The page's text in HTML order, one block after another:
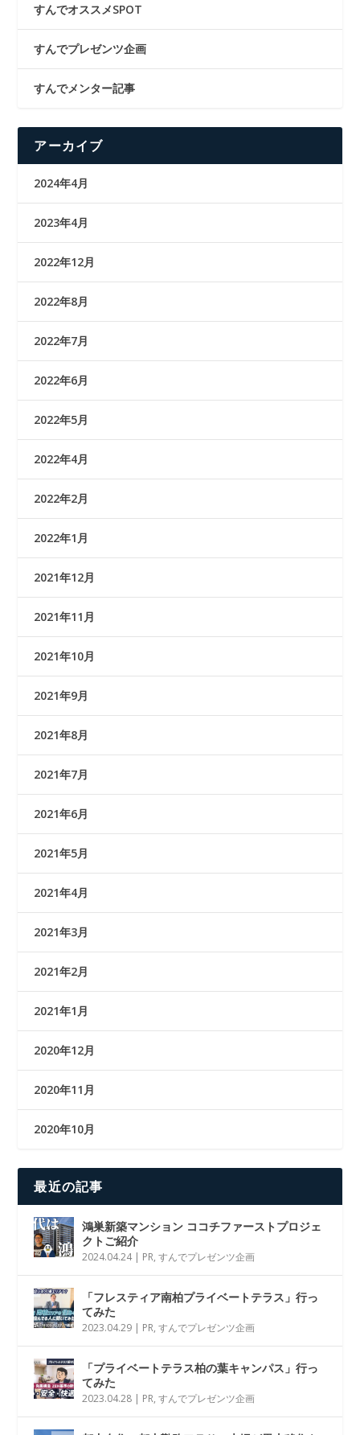
すんでオススメSPOT
すんでプレゼンツ企画
すんでメンター記事
アーカイブ
2024年4月
2023年4月
2022年12月
2022年8月
2022年7月
2022年6月
2022年5月
2022年4月
2022年2月
2022年1月
2021年12月
2021年11月
2021年10月
2021年9月
2021年8月
2021年7月
2021年6月
2021年5月
2021年4月
2021年3月
2021年2月
2021年1月
2020年12月
2020年11月
2020年10月
最近の記事
鴻巣新築マンション ココチファーストプロジェ
クトご紹介
2024.04.24| PR,すんでプレゼンツ企画
「フレスティア南柏プライベートテラス」行っ
てみた
2023.04.29 | PR,すんでプレゼンツ企画
「プライベートテラス柏の葉キャンパス」行っ
てみた
2023.04.28 | PR,すんでプレゼンツ企画